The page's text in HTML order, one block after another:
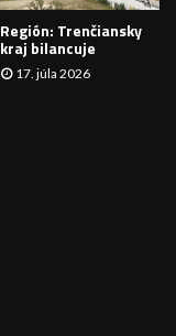
I
Región: Trenčiansky
kraj bilancuje
17. júla 2026